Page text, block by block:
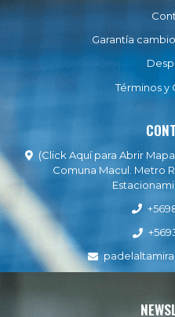
Garantía
Términos y
(Click Aquí para Abrir
Comuna Macul. Metro